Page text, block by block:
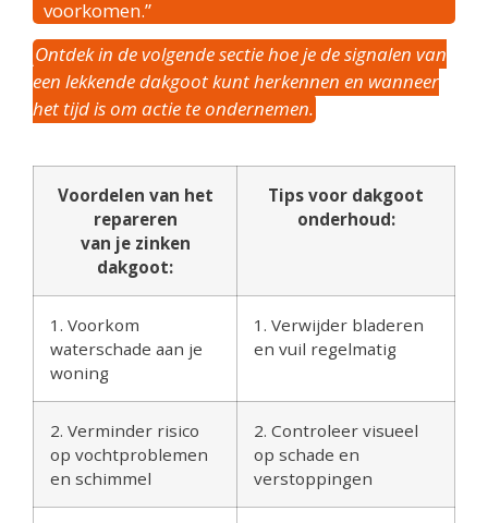
voorkomen.”
Ontdek in de volgende sectie hoe je de signalen van
een lekkende dakgoot kunt herkennen en wanneer
het tijd is om actie te ondernemen.
Voordelen van het
repareren
van je zinken
dakgoot:
Tips voor dakgoot
onderhoud:
1. Voorkom
waterschade aan je
woning
1. Verwijder bladeren
en vuil regelmatig
2. Verminder risico
op vochtproblemen
en schimmel
2. Controleer visueel
op schade en
verstoppingen